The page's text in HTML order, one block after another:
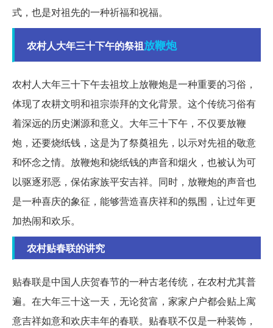
式，也是对祖先的一种祈福和祝福。
农村人大年三十下午的祭祖放鞭炮
农村人大年三十下午去祖坟上放鞭炮是一种重要的习俗，
体现了农耕文明和祖宗崇拜的文化背景。这个传统习俗有
着深远的历史渊源和意义。大年三十下午，不仅要放鞭
炮，还要烧纸钱，这是为了祭奠祖先，以示对先祖的敬意
和怀念之情。放鞭炮和烧纸钱的声音和烟火，也被认为可
以驱逐邪恶，保佑家族平安吉祥。同时，放鞭炮的声音也
是一种喜庆的象征，能够营造喜庆祥和的氛围，让过年更
加热闹和欢乐。
农村贴春联的讲究
贴春联是中国人庆贺春节的一种古老传统，在农村尤其普
遍。在大年三十这一天，无论贫富，家家户户都会贴上寓
意吉祥如意和欢庆丰年的春联。贴春联不仅是一种装饰，